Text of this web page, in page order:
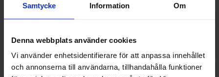
Samtycke Information Om
Denna webbplats använder cookies
Vi använder enhetsidentifierare för att anpassa innehållet
och annonserna till användarna, tillhandahålla funktioner